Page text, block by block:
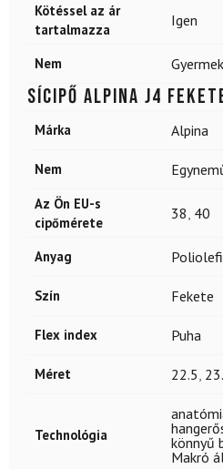
Kötéssel az ár
tartalmazza
Igen
Nem
Sícipő ALPINA J4
Márka Alpina
Nem
Az Ön EU-s
cipőmérete
38 40
Anyag
Szín Fekete
Flex index Puha
Méret 22.5
Technológia
könnyű
Makró